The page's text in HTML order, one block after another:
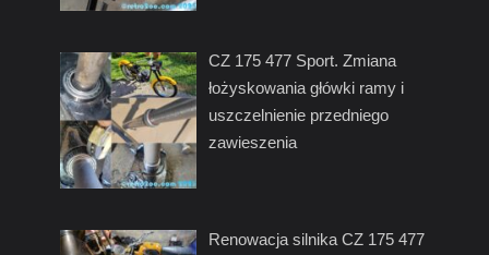
CZ 175 477 Sport. Zmiana
łożyskowania główki ramy i
uszczelnienie przedniego
zawieszenia
Renowacja silnika CZ 175 477